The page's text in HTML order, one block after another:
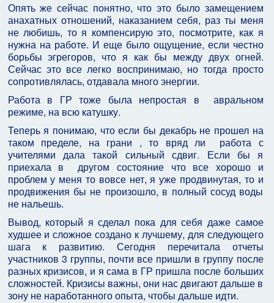
Опять же сейчас понятно, что это было замещением
анахатных отношений, наказанием себя, раз ты меня
не любишь, то я компенсирую это, посмотрите, как я
нужна на работе. И еще было ощущение, если честно
борьбы эгрегоров, что я как бы между двух огней.
Сейчас это все легко воспринимаю, но тогда просто
сопротивлялась, отдавала много энергии.
Работа в ГР тоже была непростая в авральном
режиме, на всю катушку.
Теперь я понимаю, что если бы декабрь не прошел на
таком пределе, на грани , то вряд ли работа с
учителями дала такой сильный сдвиг. Если бы я
приехала в другом состояние что все хорошо и
проблем у меня то вовсе нет, я уже продвинутая, то и
продвижения бы не произошло, в полный сосуд воды
не нальешь.
Вывод, который я сделал пока для себя даже самое
худшее и сложное создано к лучшему, для следующего
шага к развитию. Сегодня перечитала отчеты
участников 3 группы, почти все пришли в группу после
разных кризисов, и я сама в ГР пришла после больших
сложностей. Кризисы важны, они нас двигают дальше в
зону не наработанного опыта, чтобы дальше идти.